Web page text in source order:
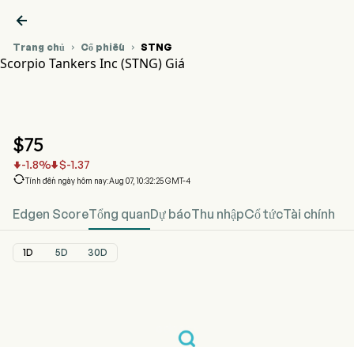

Trang chủ  Cổ phiếu  STNG
Scorpio Tankers Inc (STNG) Giá
$75
-1.8% $-1.37
Tính đến ngày hôm nay:Aug 07, 10:32:25 GMT-4
Edgen ScoreTổng quanDự báoThu nhậpCổ tứcTài chính
1D 5D 30D